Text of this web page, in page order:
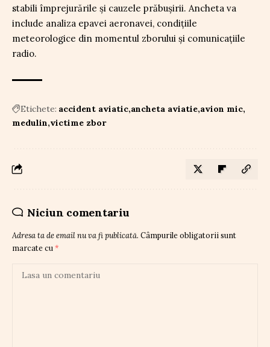
stabili împrejurările și cauzele prăbușirii. Ancheta va
include analiza epavei aeronavei, condițiile
meteorologice din momentul zborului și comunicațiile
radio.
Etichete: accident aviatic ancheta aviatie avion mic
medulin victime zbor
Niciun comentariu
Adresa ta de email nu va fi publicată. Câmpurile obligatorii sunt
marcate cu*